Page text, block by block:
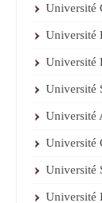
Université
Université
Université
Université
Université
Université
Université
Université